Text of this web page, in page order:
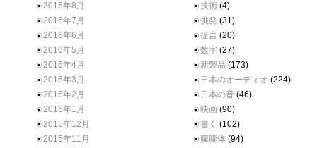
2016年8月
2016年7月
2016年6月
2016年5月
2016年4月
2016年3月
2016年2月
2016年1月
2015年12月
2015年11月
技術 (4)
挑発 (31)
提言 (20)
数字 (27)
新製品 (173)
日本のオーディオ (224)
日本の音 (46)
映画 (90)
書く (102)
朦朧体 (94)